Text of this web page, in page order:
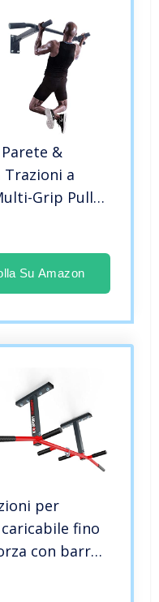
&
Trazioni a
Grip Pull
da Boxe,
Su Amazon
per
fino
con barra